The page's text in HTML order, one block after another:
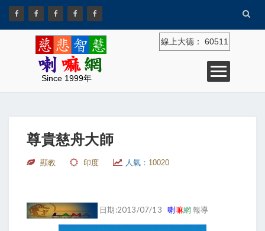
Since 1999年
線上大德： 60511
尊貴慈舟大師
顯教 印度 人氣： 10020
日期:2013/07/13喇嘛網報導